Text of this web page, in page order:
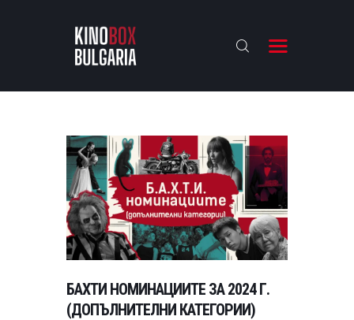
KINOBOX BULGARIA
АНАЛИЗИ
БАХТИ НАГРАДИТЕ
ИНТЕРВЮТА
ЗА НАС
БАХТИ НОМИНАЦИИТЕ ЗА 2024 Г.
(ДОПЪЛНИТЕЛНИ КАТЕГОРИИ)